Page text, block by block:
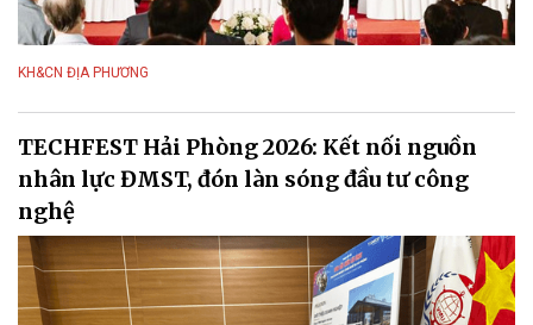
KH&CN ĐỊA PHƯƠNG
TECHFEST Hải Phòng 2026: Kết nối nguồn
nhân lực ĐMST, đón làn sóng đầu tư công
nghệ